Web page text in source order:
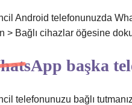
Android telefonunuzda
> Bağlı cihazlar öğesine
başka
telefonunuzu bağlı